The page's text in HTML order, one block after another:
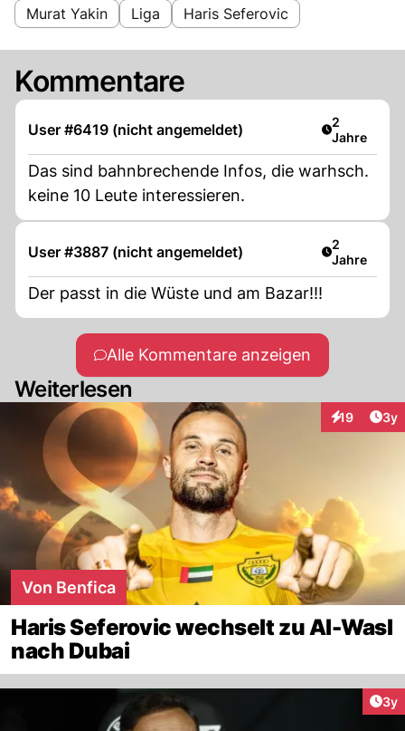
Murat Yakin Liga Haris Seferovic
Kommentare
User #6419 (nicht angemeldet) Artikel
2
Jahre
Das sind bahnbrechende Infos, die warhsch.
keine 10 Leute interessieren.
User #3887 (nicht angemeldet) Artikel
2
Jahre
Der passt in die Wüste und am Bazar!!!
Alle Kommentare anzeigen
Weiterlesen
19 3y
Von Benfica
Haris Seferovic wechselt zu Al-Wasl
nach Dubai
3y